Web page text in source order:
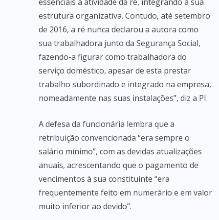
estrutura organizativa. Contudo, até setembro
de 2016, a ré nunca declarou a autora como
sua trabalhadora junto da Segurança Social,
fazendo-a figurar como trabalhadora do
serviço doméstico, apesar de esta prestar
trabalho subordinado e integrado na empresa,
nomeadamente nas suas instalações”, diz a PI.
A defesa da funcionária lembra que a
retribuição convencionada “era sempre o
salário mínimo”, com as devidas atualizações
anuais, acrescentando que o pagamento de
vencimentos à sua constituinte “era
frequentemente feito em numerário e em valor
muito inferior ao devido”.